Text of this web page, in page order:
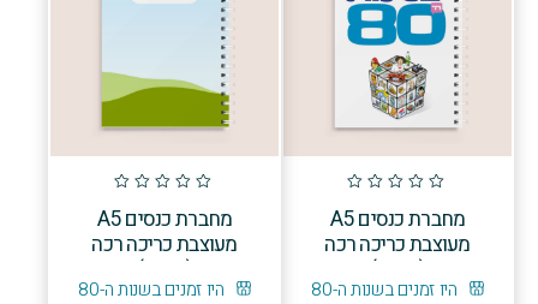
מחברת כנסים A5
מעוצבת כריכה רכה
(Copy)
היו זמנים בשנות ה-80
מחברת כנסים A5
מעוצבת כריכה רכה
(Copy)
היו זמנים בשנות ה-80